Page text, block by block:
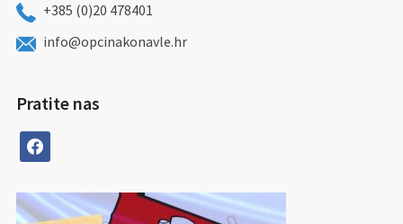
+385 (0)20 478401
info@opcinakonavle.hr
Pratite nas
facebook